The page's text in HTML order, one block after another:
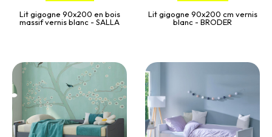
Lit gigogne 90x200 en bois
massif vernis blanc - SALLA
Lit gigogne 90x200 cm vernis
blanc - BRODER